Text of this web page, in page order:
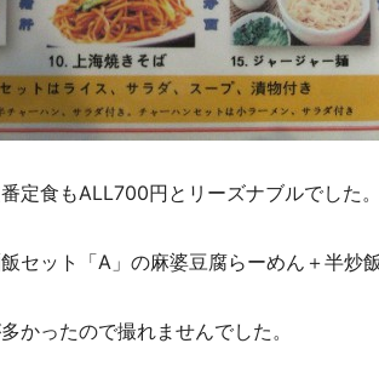
定食もALL700円とリーズナブルでした。
セット「A」の麻婆豆腐らーめん＋半炒
かったので撮れませんでした。